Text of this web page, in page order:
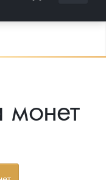
монет